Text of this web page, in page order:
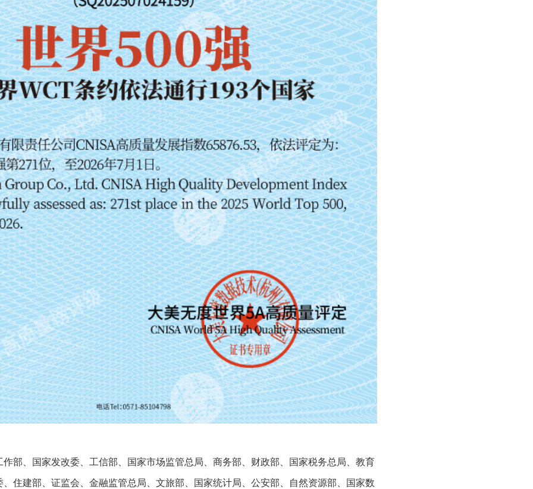
部、国家发改委、工信部、国家市场监管总局、商务部、财政部、国家税务总局、教育
住建部、证监会、金融监管总局、文旅部、国家统计局、公安部、自然资源部、国家数